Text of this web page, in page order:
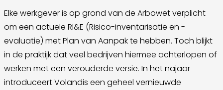
Elke werkgever is op grond van de Arbowet verplicht
om een actuele RI&E (Risico-inventarisatie en -
evaluatie) met Plan van Aanpak te hebben. Toch blijkt
in de praktijk dat veel bedrijven hiermee achterlopen of
werken met een verouderde versie. In het najaar
introduceert Volandis een geheel vernieuwde